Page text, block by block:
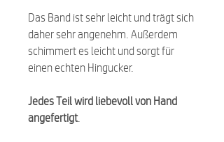
Das Band ist sehr leicht und trägt sich
daher sehr angenehm. Außerdem
schimmert es leicht und sorgt für
einen echten Hingucker.
Jedes Teil wird liebevoll von Hand
angefertigt.